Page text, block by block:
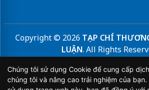
Copyright © 2026 TẠP CHÍ
LUẬN. All Rights
Bản quyền thuộc Tạp chí Thương hiệu
sao chép dưới mọi hình thức nếu
Chúng tôi sử dụng Cookie để cung cấp
chúng tôi và nâng cao trải nghiệm của